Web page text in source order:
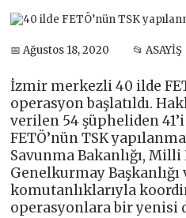
📅 Ağustos 18, 2020 📂 ASAYİŞ
İzmir merkezli 40 ilde
operasyon başlatıldı.
verilen 54 şüpheliden
FETÖ’nün TSK
Savunma Bakanlığı,
Genelkurmay
komutanlıklarıyla
operasyonlara bir yenisi